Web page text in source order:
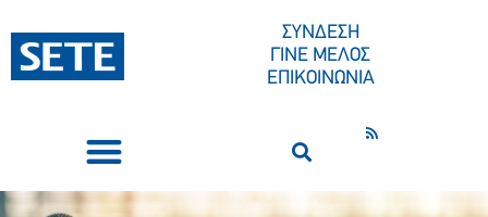
ΣΥΝΔΕΣΗ
ΓΙΝΕ ΜΕΛΟΣ
ΕΠΙΚΟΙΝΩΝΙΑ